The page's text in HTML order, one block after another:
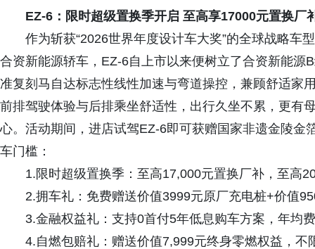
EZ-6：限时超级置换季开启 至高享17000元置换厂
作为斩获“2026世界年度设计车大奖”的全球战略车
合资新能源轿车，EZ-6自上市以来便树立了合资新能源
准复刻马自达标志性线性加速与弯道操控，兼顾舒适家
前排驾驶体验与后排乘坐舒适性，出行久坐不累，更有
心。活动期间，进店试驾EZ-6即可获赠国家非遗金陵金
车门槛：
1.限时超级置换季：至高17,000元置换厂补，至高
2.拥车礼：免费赠送价值3999元原厂充电桩+价值
3.金融权益礼：支持0首付5年低息购车方案，年均
4.自燃包赔礼：赠送价值7,999元终身零燃权益，不